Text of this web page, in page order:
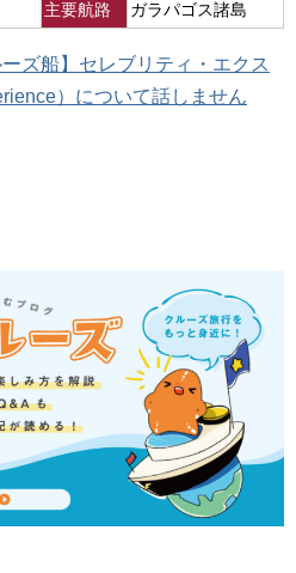
主要航路 ガラパゴス諸島
ーズ船】セレブリティ・エクス
）について話しません